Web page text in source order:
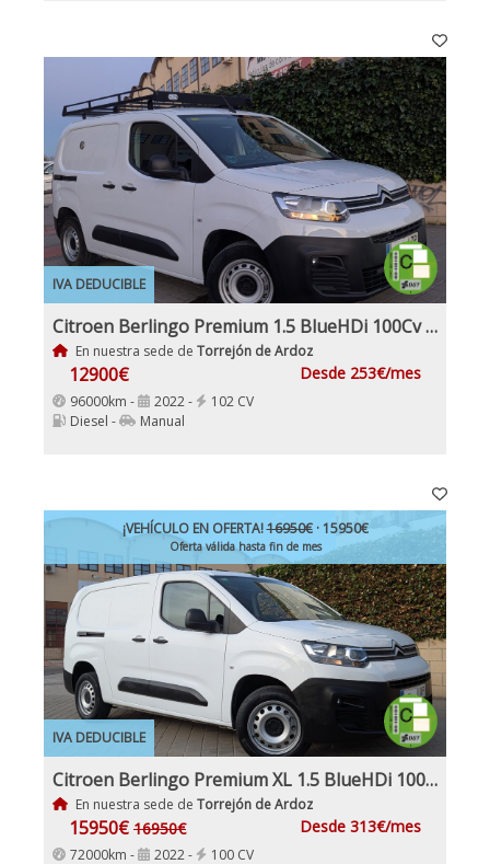
IVA DEDUCIBLE
Citroen Berlingo Premium 1.5 BlueHDi 100Cv IVA y Garantía Inc Nacional 1Dueño
En nuestra sede de Torrejón de Ardoz
12900€ Desde 253€/mes
96000km - 2022 -
102 CV
Diesel -
Manual
IVA DEDUCIBLE
¡VEHÍCULO EN OFERTA!16950€· 15950€
Oferta válida hasta fin de mes
Citroen Berlingo Premium XL 1.5 BlueHDi 100Cv Etiqueta C IVA Garantía Incl Nacional
En nuestra sede de Torrejón de Ardoz
15950€ 16950€ Desde 313€/mes
72000km - 2022 -
100 CV